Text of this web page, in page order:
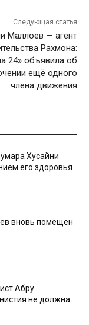
Следующая статья
Маллоев — агент
Рахмона:
24» объявила об
ещё одного
члена движения
Хусайни
его здоровья
вновь помещен
Абру
не должна